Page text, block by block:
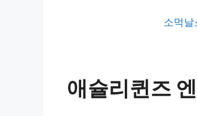
소먹날
애슐리퀸즈